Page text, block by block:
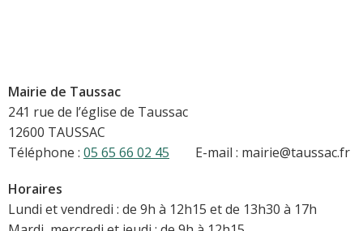
Mairie de Taussac
241 rue de l’église de Taussac
12600 TAUSSAC
Téléphone : 05 65 66 02 45 E-mail : mairie@taussac.fr
Horaires
Lundi et vendredi : de 9h à 12h15 et de 13h30 à 17h